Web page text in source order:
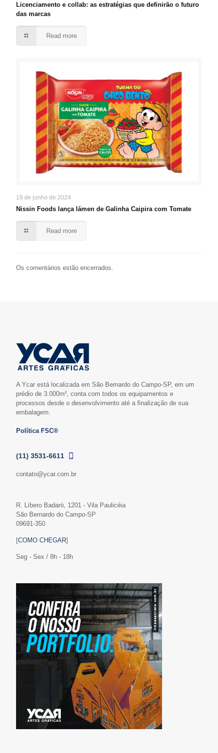
Licenciamento e collab: as estratégias que definirão o futuro
das marcas
Read more
19 de junho de 2024
Nissin Foods lança lámen de Galinha Caipira com Tomate
Read more
Os comentários estão encerrados.
A Ycar está localizada em São Bernardo do Campo-SP, em um
prédio de 3.000m², conta com todos os equipamentos e
processos desde o desenvolvimento até a finalização de sua
embalagem.
Política FSC®
(11) 3531-6611
contato@ycar.com.br
R. Líbero Badaró, 1201 - Vila Paulicéia
São Bernardo do Campo-SP
09691-350
[COMO CHEGAR]
Seg - Sex / 8h - 18h